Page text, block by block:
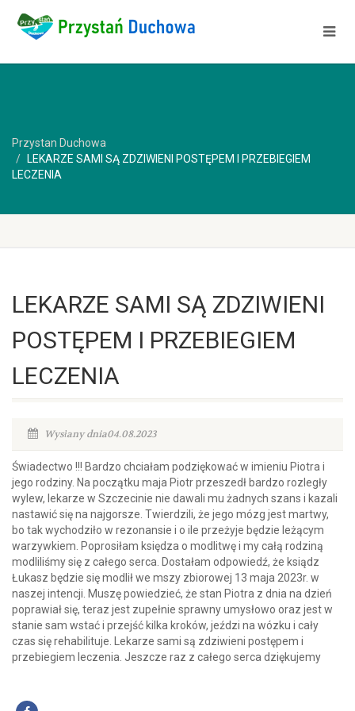
Przystan Duchowa
LEKARZE SAMI SĄ ZDZIWIENI POSTĘPEM I PRZEBIEGIEM
LECZENIA
LEKARZE SAMI SĄ ZDZIWIENI
POSTĘPEM I PRZEBIEGIEM
LECZENIA
Wysłany dnia04.08.2023
Świadectwo !!! Bardzo chciałam podziękować w imieniu Piotra i
jego rodziny. Na początku maja Piotr przeszedł bardzo rozległy
wylew, lekarze w Szczecinie nie dawali mu żadnych szans i kazali
nastawić się na najgorsze. Twierdzili, że jego mózg jest martwy,
bo tak wychodziło w rezonansie i o ile przeżyje będzie leżącym
warzywkiem. Poprosiłam księdza o modlitwę i my całą rodziną
modliliśmy się z całego serca. Dostałam odpowiedź, że ksiądz
Łukasz będzie się modlił we mszy zbiorowej 13 maja 2023r. w
naszej intencji. Muszę powiedzieć, że stan Piotra z dnia na dzień
poprawiał się, teraz jest zupełnie sprawny umysłowo oraz jest w
stanie sam wstać i przejść kilka kroków, jeździ na wózku i cały
czas się rehabilituje. Lekarze sami są zdziwieni postępem i
przebiegiem leczenia. Jeszcze raz z całego serca dziękujemy